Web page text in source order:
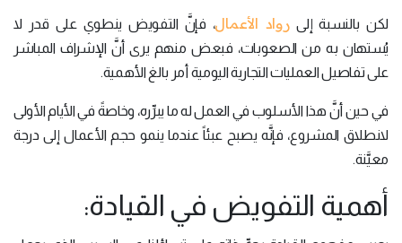
لكن بالنسبة إلى رواد الأعمال، فإنَّ التفويض ينطوي على قدر لا
يُستهان به من الصعوبات، فبعض منهم يرى أنَّ الإشراف المباشر
على تفاصيل العمليات التجارية اليومية أمر بالغ الأهمية.
في حين أنَّ هذا الأسلوب في العمل له ما يبرِّره، وخاصةً في الأيام الأولى
لانطلاق المشروع، فإنَّه يصبح عبئاً عندما ينمو حجم الأعمال إلى درجة
معيَّنة.
أهمية التفويض في القيادة: